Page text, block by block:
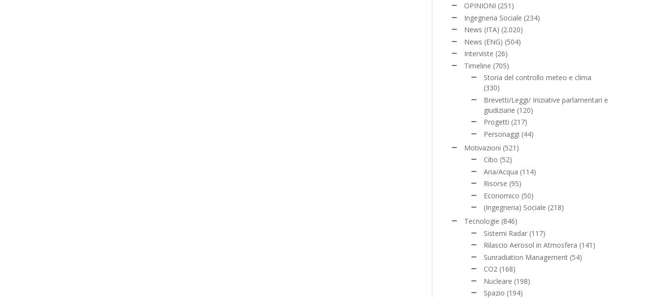
OPINIONI (251)
Ingegneria Sociale (234)
News (ITA) (2.020)
News (ENG) (504)
Interviste (26)
Timeline (705)
Storia del controllo meteo e clima
(330)
Brevetti/Leggi/ Iniziative parlamentari e
giudiziarie (120)
Progetti (217)
Personaggi (44)
Motivazioni (521)
Cibo (52)
Aria/Acqua (114)
Risorse (95)
Economico (50)
(Ingegneria) Sociale (218)
Tecnologie (846)
Sistemi Radar (117)
Rilascio Aerosol in Atmosfera (141)
Sunradiation Management (54)
CO2 (168)
Nucleare (198)
Spazio (194)